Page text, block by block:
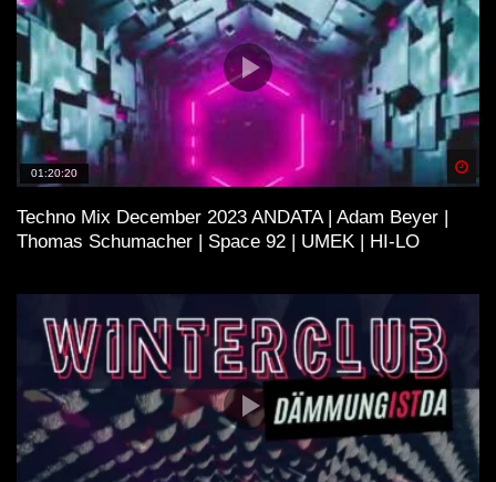
01:20:20
Techno Mix December 2023 ANDATA | Adam Beyer |
Thomas Schumacher | Space 92 | UMEK | HI-LO